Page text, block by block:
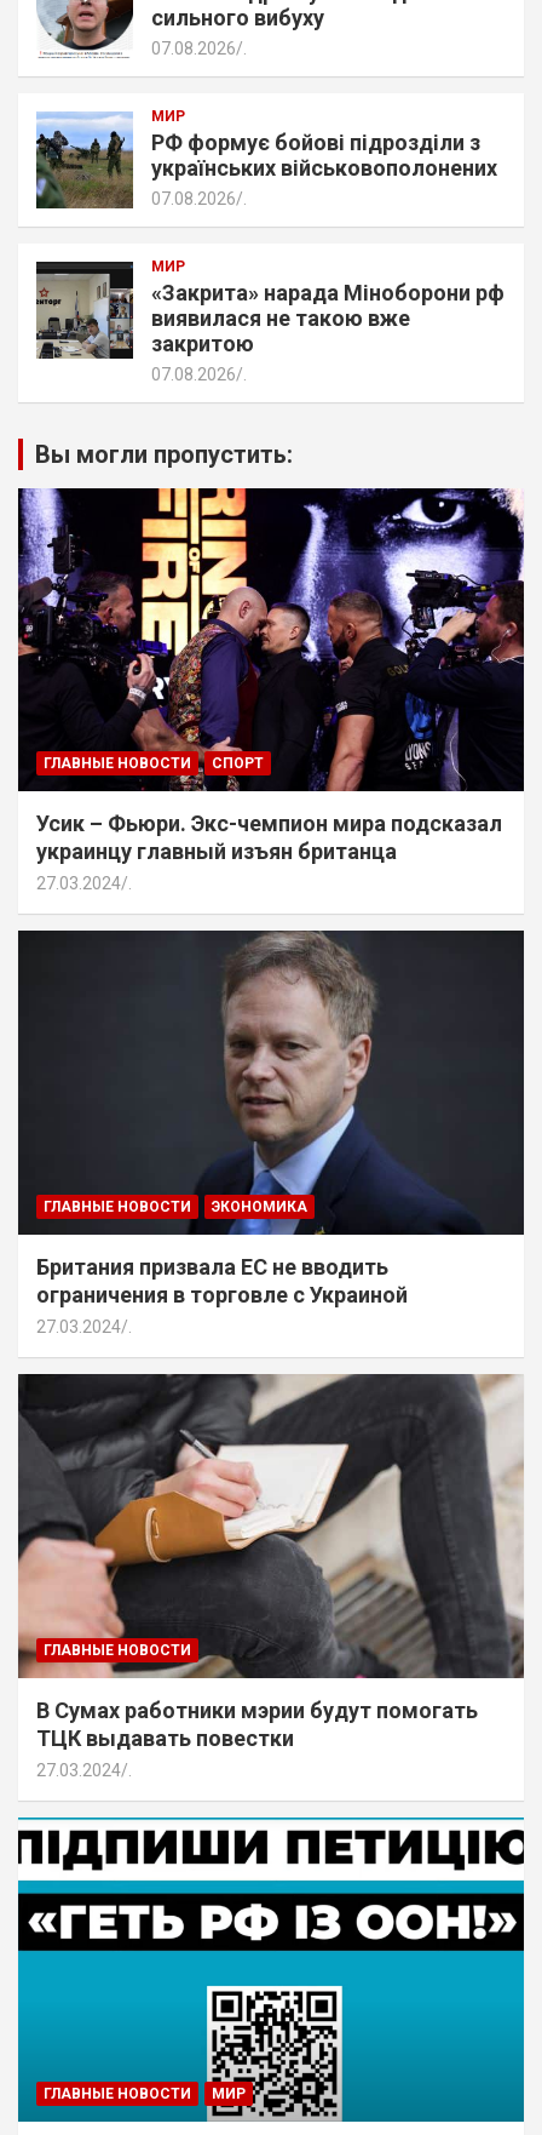
сильного вибуху
07.08.2026
МИР
РФ формує бойові підрозділи з
українських військовополонених
07.08.2026
МИР
«Закрита» нарада Міноборони рф
виявилася не такою вже
закритою
07.08.2026
Вы могли пропустить:
ГЛАВНЫЕ НОВОСТИ СПОРТ
Усик – Фьюри. Экс-чемпион мира подсказал
украинцу главный изъян британца
27.03.2024 .
ГЛАВНЫЕ НОВОСТИ ЭКОНОМИКА
Британия призвала ЕС не вводить
ограничения в торговле с Украиной
27.03.2024
ГЛАВНЫЕ НОВОСТИ
В Сумах работники мэрии будут помогать
ТЦК выдавать повестки
27.03.2024
ГЛАВНЫЕ НОВОСТИ МИР